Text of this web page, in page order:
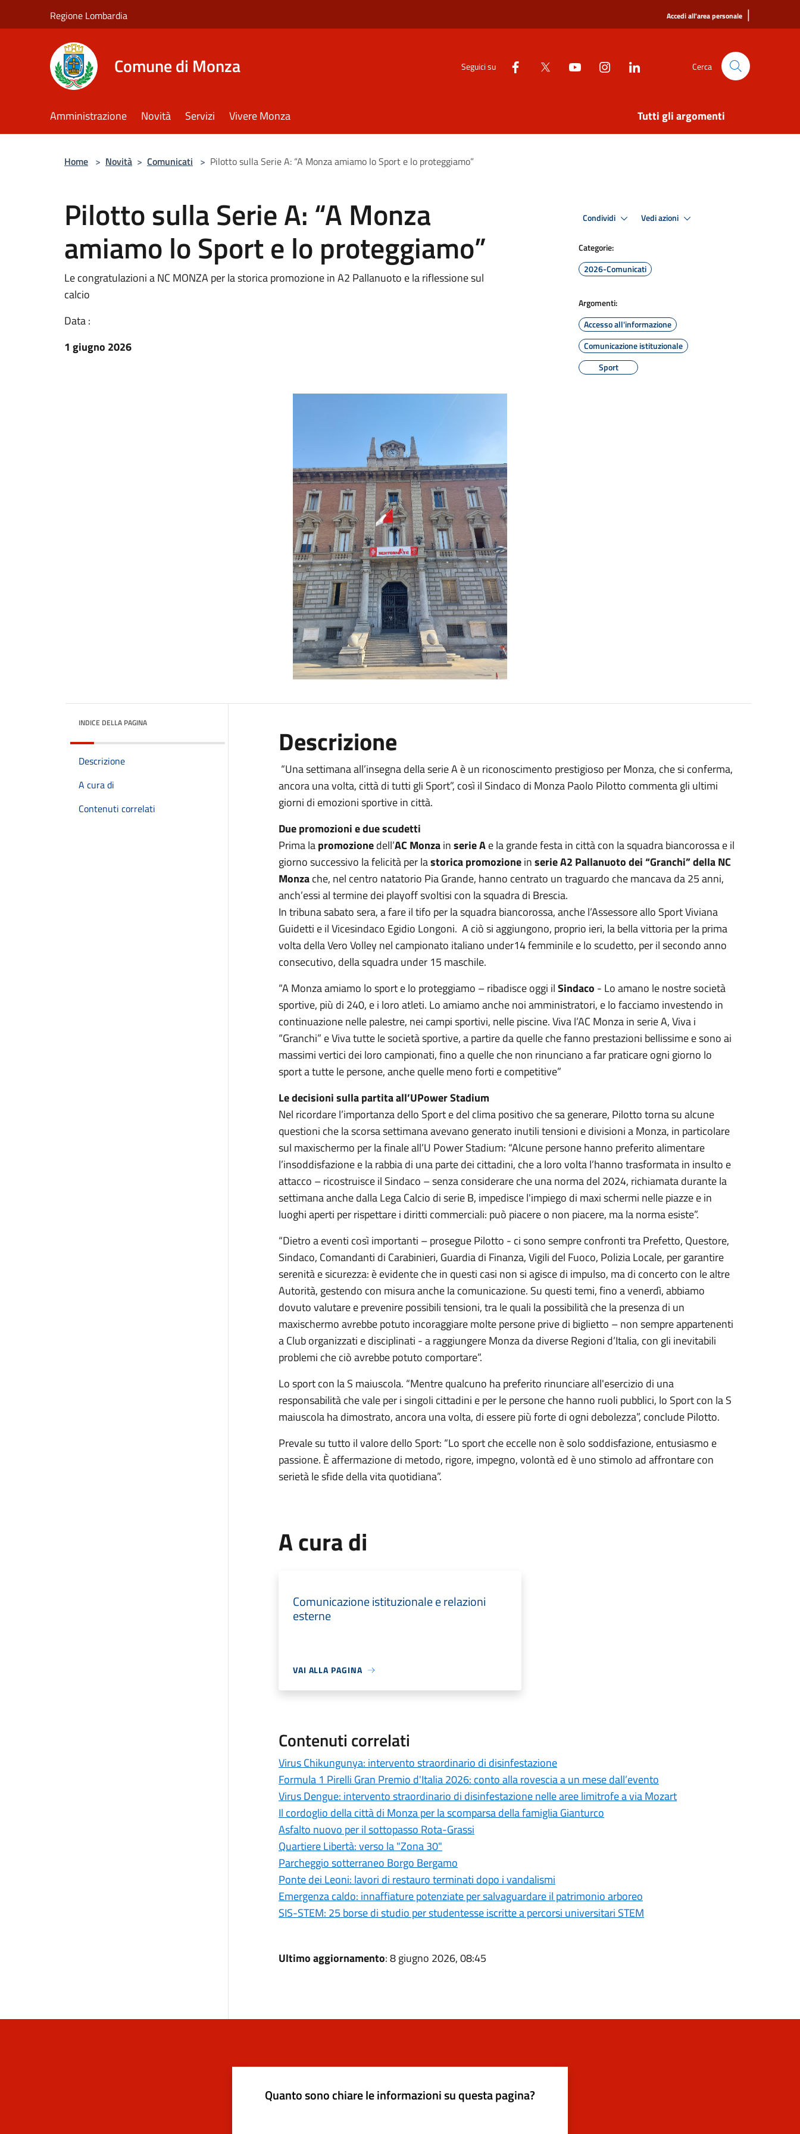
Regione Lombardia Accedi all'area personale |
Comune di Monza Seguici su Cerca
Amministrazione Novità Servizi Vivere Monza Tutti gli argomenti
Home > Novità > Comunicati > Pilotto sulla Serie A: “A Monza amiamo lo Sport e lo proteggiamo”
Pilotto sulla Serie A: “A Monza
amiamo lo Sport e lo proteggiamo”
Le congratulazioni a NC MONZA per la storica promozione in A2 Pallanuoto e la riflessione sul
calcio
Data :
1 giugno 2026
Condividi Vedi azioni
Categorie:
2026-Comunicati
Argomenti:
Accesso all'informazione
Comunicazione istituzionale
Sport
INDICE DELLA PAGINA
Descrizione
A cura di
Contenuti correlati
Descrizione
“Una settimana all’insegna della serie A è un riconoscimento prestigioso per Monza, che si conferma,
ancora una volta, città di tutti gli Sport”, così il Sindaco di Monza Paolo Pilotto commenta gli ultimi
giorni di emozioni sportive in città.
Due promozioni e due scudetti
Prima lapromozionedell’AC Monzainserie Ae la grande festa in città con la squadra biancorossa e il
giorno successivo la felicità per lastorica promozioneinserie A2 Pallanuoto dei “Granchi” della NC
Monzache, nel centro natatorio Pia Grande, hanno centrato un traguardo che mancava da 25 anni,
anch’essi al termine dei playoff svoltisi con la squadra di Brescia.
In tribuna sabato sera, a fare il tifo per la squadra biancorossa, anche l’Assessore allo Sport Viviana
Guidetti e il Vicesindaco Egidio Longoni. A ciò si aggiungono, proprio ieri, la bella vittoria per la prima
volta della Vero Volley nel campionato italiano under14 femminile e lo scudetto, per il secondo anno
consecutivo, della squadra under 15 maschile.
“A Monza amiamo lo sport e lo proteggiamo – ribadisce oggi ilSindaco - Lo amano le nostre società
sportive, più di 240, e i loro atleti. Lo amiamo anche noi amministratori, e lo facciamo investendo in
continuazione nelle palestre, nei campi sportivi, nelle piscine. Viva l’AC Monza in serie A, Viva i
“Granchi” e Viva tutte le società sportive, a partire da quelle che fanno prestazioni bellissime e sono ai
massimi vertici dei loro campionati, fino a quelle che non rinunciano a far praticare ogni giorno lo
sport a tutte le persone, anche quelle meno forti e competitive”
Le decisioni sulla partita all’UPower Stadium
Nel ricordare l’importanza dello Sport e del clima positivo che sa generare, Pilotto torna su alcune
questioni che la scorsa settimana avevano generato inutili tensioni e divisioni a Monza, in particolare
sul maxischermo per la finale all’U Power Stadium: “Alcune persone hanno preferito alimentare
l’insoddisfazione e la rabbia di una parte dei cittadini, che a loro volta l’hanno trasformata in insulto e
attacco – ricostruisce il Sindaco – senza considerare che una norma del 2024, richiamata durante la
settimana anche dalla Lega Calcio di serie B, impedisce l'impiego di maxi schermi nelle piazze e in
luoghi aperti per rispettare i diritti commerciali: può piacere o non piacere, ma la norma esiste”.
“Dietro a eventi così importanti – prosegue Pilotto - ci sono sempre confronti tra Prefetto, Questore,
Sindaco, Comandanti di Carabinieri, Guardia di Finanza, Vigili del Fuoco, Polizia Locale, per garantire
serenità e sicurezza: è evidente che in questi casi non si agisce di impulso, ma di concerto con le altre
Autorità, gestendo con misura anche la comunicazione. Su questi temi, fino a venerdì, abbiamo
dovuto valutare e prevenire possibili tensioni, tra le quali la possibilità che la presenza di un
maxischermo avrebbe potuto incoraggiare molte persone prive di biglietto – non sempre appartenenti
a Club organizzati e disciplinati - a raggiungere Monza da diverse Regioni d’Italia, con gli inevitabili
problemi che ciò avrebbe potuto comportare”.
Lo sport con la S maiuscola. “Mentre qualcuno ha preferito rinunciare all'esercizio di una
responsabilità che vale per i singoli cittadini e per le persone che hanno ruoli pubblici, lo Sport con la S
maiuscola ha dimostrato, ancora una volta, di essere più forte di ogni debolezza”, conclude Pilotto.
Prevale su tutto il valore dello Sport: “Lo sport che eccelle non è solo soddisfazione, entusiasmo e
passione. È affermazione di metodo, rigore, impegno, volontà ed è uno stimolo ad affrontare con
serietà le sfide della vita quotidiana”.
A cura di
Comunicazione istituzionale e relazioni
esterne
VAI ALLA PAGINA
Contenuti correlati
Virus Chikungunya: intervento straordinario di disinfestazione
Formula 1 Pirelli Gran Premio d'Italia 2026: conto alla rovescia a un mese dall’evento
Virus Dengue: intervento straordinario di disinfestazione nelle aree limitrofe a via Mozart
Il cordoglio della città di Monza per la scomparsa della famiglia Gianturco
Asfalto nuovo per il sottopasso Rota-Grassi
Quartiere Libertà: verso la "Zona 30"
Parcheggio sotterraneo Borgo Bergamo
Ponte dei Leoni: lavori di restauro terminati dopo i vandalismi
Emergenza caldo: innaffiature potenziate per salvaguardare il patrimonio arboreo
SIS-STEM: 25 borse di studio per studentesse iscritte a percorsi universitari STEM
Ultimo aggiornamento: 8 giugno 2026, 08:45
Quanto sono chiare le informazioni su questa pagina?